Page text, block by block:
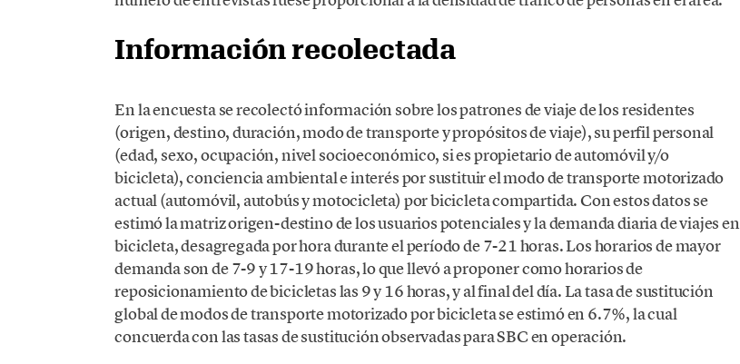
Información recolectada
En la encuesta se recolectó información sobre los patrones de viaje de los residentes
(origen, destino, duración, modo de transporte y propósitos de viaje), su perfil personal
(edad, sexo, ocupación, nivel socioeconómico, si es propietario de automóvil y/o
bicicleta), conciencia ambiental e interés por sustituir el modo de transporte motorizado
actual (automóvil, autobús y motocicleta) por bicicleta compartida. Con estos datos se
estimó la matriz origen-destino de los usuarios potenciales y la demanda diaria de viajes en
bicicleta, desagregada por hora durante el período de 7-21 horas. Los horarios de mayor
demanda son de 7-9 y 17-19 horas, lo que llevó a proponer como horarios de
reposicionamiento de bicicletas las 9 y 16 horas, y al final del día. La tasa de sustitución
global de modos de transporte motorizado por bicicleta se estimó en 6.7%, la cual
concuerda con las tasas de sustitución observadas para SBC en operación.